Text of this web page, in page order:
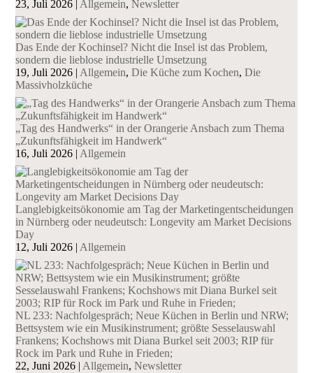
23, Juli 2026 | Allgemein,Newsletter
Das Ende der Kochinsel? Nicht die Insel ist das Problem,
sondern die lieblose industrielle Umsetzung
19, Juli 2026 | Allgemein,Die Küche zum Kochen,Die
Massivholzküche
„Tag des Handwerks“ in der Orangerie Ansbach zum Thema
„Zukunftsfähigkeit im Handwerk“
16, Juli 2026 | Allgemein
Langlebigkeitsökonomie am Tag der Marketingentscheidungen
in Nürnberg oder neudeutsch: Longevity am Market Decisions
Day
12, Juli 2026 | Allgemein
NL 233: Nachfolgespräch; Neue Küchen in Berlin und NRW;
Bettsystem wie ein Musikinstrument; größte Sesselauswahl
Frankens; Kochshows mit Diana Burkel seit 2003; RIP für
Rock im Park und Ruhe in Frieden;
22, Juni 2026 | Allgemein,Newsletter